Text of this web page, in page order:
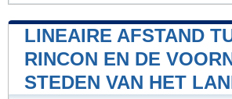
LINEAIRE AFSTAND
RINCON EN DE
STEDEN VAN HET